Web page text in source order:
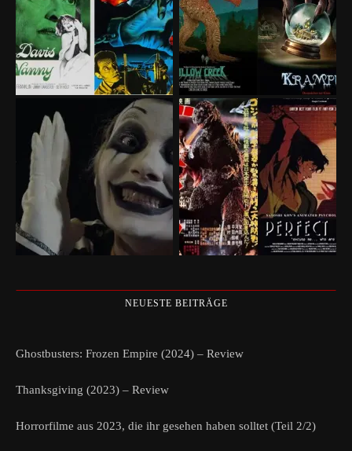
NEUESTE BEITRÄGE
Ghostbusters: Frozen Empire (2024) – Review
Thanksgiving (2023) – Review
Horrorfilme aus 2023, die ihr gesehen haben solltet (Teil 2/2)